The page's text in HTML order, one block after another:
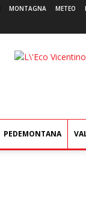
MONTAGNA METEO
L'Eco
PEDEMONTANA